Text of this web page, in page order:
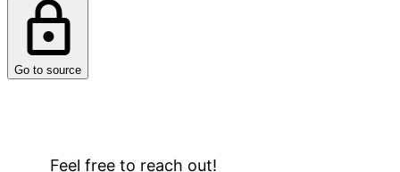
Go to source
Feel free to reach out!